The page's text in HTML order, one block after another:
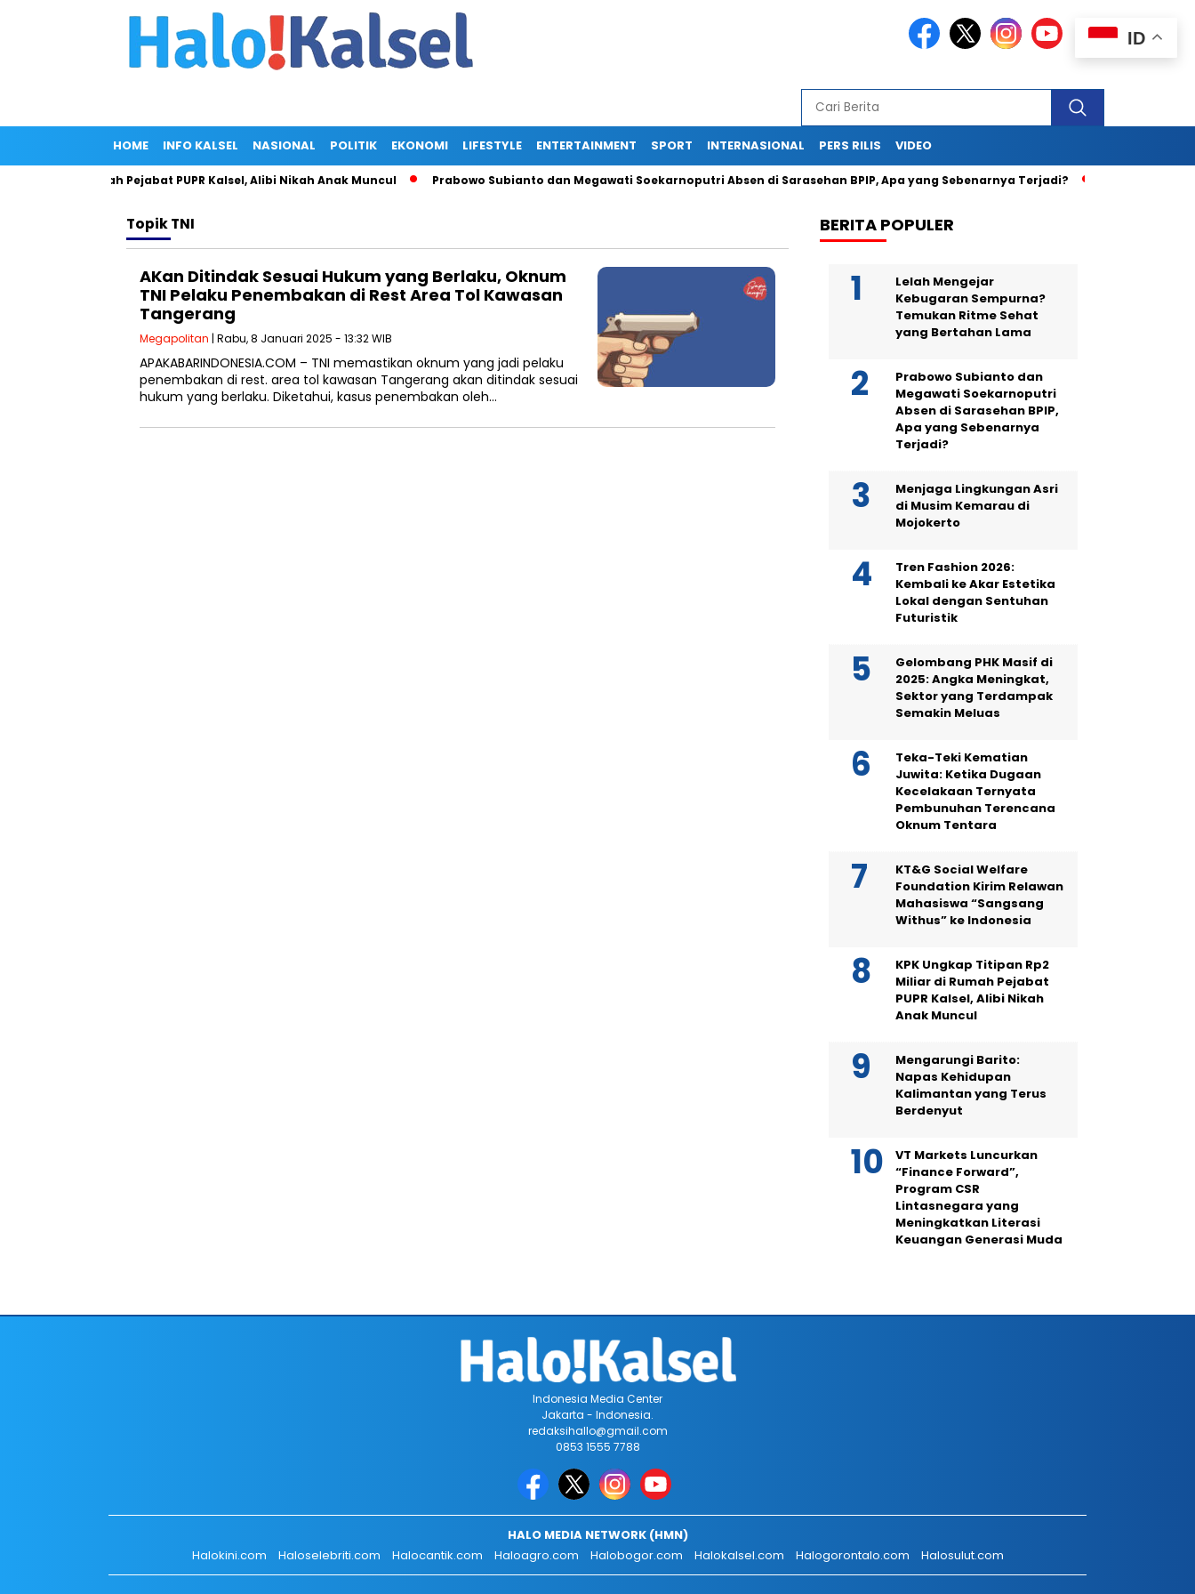
HOME INFO KALSEL NASIONAL POLITIK EKONOMI LIFESTYLE ENTERTAINMENT SPORT INTERNASIONAL PERS RILIS VIDEO
Miliar di Rumah Pejabat PUPR Kalsel, Alibi Nikah Anak Muncul Prabowo Subianto dan Megawati Soekarnoputri Absen di Sarasehan BPIP, Apa yang Sebenarnya Terjadi? Teka-Teki
TopikTNI
AKan Ditindak Sesuai Hukum yang Berlaku, Oknum
TNI Pelaku Penembakan di Rest Area Tol Kawasan
Tangerang
Megapolitan | Rabu, 8 Januari 2025 - 13:32 WIB
APAKABARINDONESIA.COM – TNI memastikan oknum yang jadi pelaku
penembakan di rest. area tol kawasan Tangerang akan ditindak sesuai
hukum yang berlaku. Diketahui, kasus penembakan oleh…
BERITA POPULER
Lelah Mengejar
Kebugaran Sempurna?
Temukan Ritme Sehat
yang Bertahan Lama
Prabowo Subianto dan
Megawati Soekarnoputri
Absen di Sarasehan BPIP,
Apa yang Sebenarnya
Terjadi?
Menjaga Lingkungan Asri
di Musim Kemarau di
Mojokerto
Tren Fashion 2026:
Kembali ke Akar Estetika
Lokal dengan Sentuhan
Futuristik
Gelombang PHK Masif di
2025: Angka Meningkat,
Sektor yang Terdampak
Semakin Meluas
Teka-Teki Kematian
Juwita: Ketika Dugaan
Kecelakaan Ternyata
Pembunuhan Terencana
Oknum Tentara
KT&G Social Welfare
Foundation Kirim Relawan
Mahasiswa “Sangsang
Withus” ke Indonesia
KPK Ungkap Titipan Rp2
Miliar di Rumah Pejabat
PUPR Kalsel, Alibi Nikah
Anak Muncul
Mengarungi Barito:
Napas Kehidupan
Kalimantan yang Terus
Berdenyut
VT Markets Luncurkan
“Finance Forward”,
Program CSR
Lintasnegara yang
Meningkatkan Literasi
Keuangan Generasi Muda
ID
Indonesia Media Center
Jakarta - Indonesia.
redaksihallo@gmail.com
0853 1555 7788
HALO MEDIA NETWORK (HMN)
Halokini.com
Haloselebriti.com Halocantik.com Haloagro.com Halobogor.com Halokalsel.com Halogorontalo.com Halosulut.com